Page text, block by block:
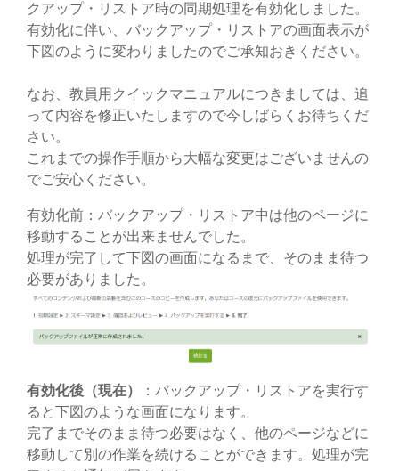
クアップ・リストア時の同期処理を有効化しました。
有効化に伴い、バックアップ・リストアの画面表示が
下図のように変わりましたのでご承知おきください。
なお、教員用クイックマニュアルにつきましては、追
って内容を修正いたしますので今しばらくお待ちくだ
さい。
これまでの操作手順から大幅な変更はございませんの
でご安心ください。
有効化前：バックアップ・リストア中は他のページに
移動することが出来ませんでした。
処理が完了して下図の画面になるまで、そのまま待つ
必要がありました。
有効化後（現在）
：バックアップ・リストアを実行す
ると下図のような画面になります。
完了までそのまま待つ必要はなく、他のページなどに
移動して別の作業を続けることができます。処理が完